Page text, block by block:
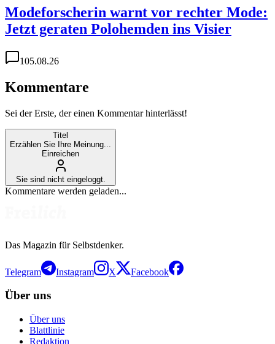
Modeforscherin warnt vor rechter Mode:
Jetzt geraten Polohemden ins Visier
105.08.26
Kommentare
Sei der Erste, der einen Kommentar hinterlässt!
Titel
Erzählen Sie Ihre Meinung...
Einreichen
Sie sind nicht eingeloggt.
Kommentare werden geladen...
Das Magazin für Selbstdenker.
Telegram Instagram X Facebook
Über uns
Über uns
Blattlinie
Redaktion